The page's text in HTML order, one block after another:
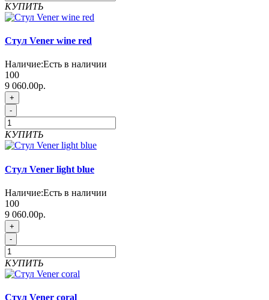
КУПИТЬ
Стул Vener wine red
Наличие:Есть в наличии
100
9 060.00р.
+
-
КУПИТЬ
Стул Vener light blue
Наличие:Есть в наличии
100
9 060.00р.
+
-
КУПИТЬ
Стул Vener coral